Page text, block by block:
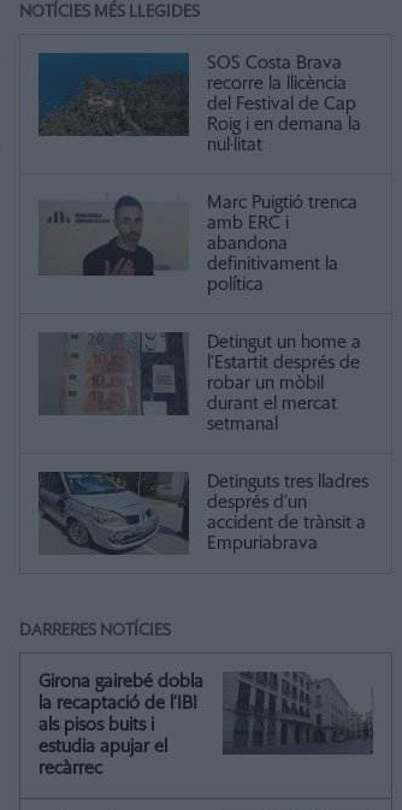
NOTÍCIES MÉS LLEGIDES
SOS Costa Brava
recorre la llicència
del Festival de Cap
Roig i en demana la
nul·litat
Marc Puigtió trenca
amb ERC i
abandona
definitivament la
política
Detingut un home a
l’Estartit després de
robar un mòbil
durant el mercat
setmanal
Detinguts tres lladres
després d’un
accident de trànsit a
Empuriabrava
DARRERES NOTÍCIES
Girona gairebé dobla
la recaptació de l’IBI
als pisos buits i
estudia apujar el
recàrrec